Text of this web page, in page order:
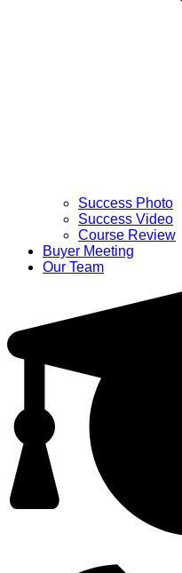
Success Photo
Success Video
Course Review
Buyer Meeting
Our Team